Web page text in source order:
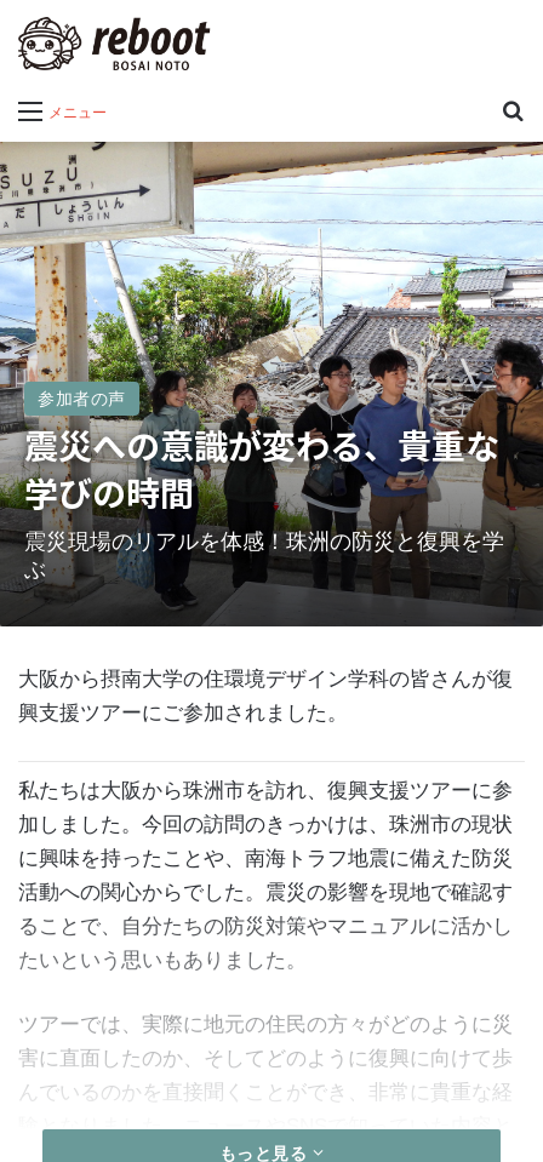
メニュー
参加者の声
震災への意識が変わる、貴重な
学びの時間
震災現場のリアルを体感！珠洲の防災と復興を学
ぶ
大阪から摂南大学の住環境デザイン学科の皆さんが復
興支援ツアーにご参加されました。
私たちは大阪から珠洲市を訪れ、復興支援ツアーに参
加しました。今回の訪問のきっかけは、珠洲市の現状
に興味を持ったことや、南海トラフ地震に備えた防災
活動への関心からでした。震災の影響を現地で確認す
ることで、自分たちの防災対策やマニュアルに活かし
たいという思いもありました。
ツアーでは、実際に地元の住民の方々がどのように災
害に直面したのか、そしてどのように復興に向けて歩
んでいるのかを直接聞くことができ、非常に貴重な経
験となりました。ニュースやSNSで知っていた内容と
もっと見る